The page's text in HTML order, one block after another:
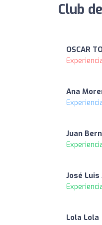
Club
OSCAR
Ana
Juan
José
Lola Lola